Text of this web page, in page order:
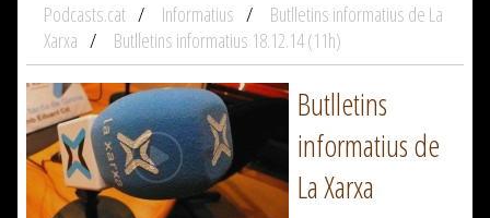
Podcasts.cat Informatius
Butlletins informatius de La
Xarxa
Butlletins informatius 18.12.14 (11h)
Butlletins
informatius de
La Xarxa